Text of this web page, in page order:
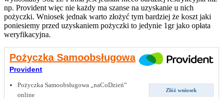
np. Provident więc nie każdy ma szanse na uzyskanie u nich
pożyczki. Wniosek jednak warto złożyć tym bardziej że koszt jaki
poniesiemy przed uzyskaniem pożyczki to jedynie 1gr jako opłata
weryfikacyjna.
Pożyczka Samoobsługowa
Provident
Złóż wniosek
Pożyczka Samoobsługowa „naCoDzień”
online